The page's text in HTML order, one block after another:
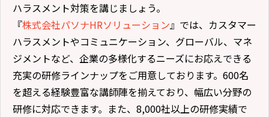
ハラスメント対策を講じましょう。
『株式会社パソナHRソリューション』では、カスタマー
ハラスメントやコミュニケーション、グローバル、マネ
ジメントなど、企業の多様化するニーズにお応えできる
充実の研修ラインナップをご用意しております。600名
を超える経験豊富な講師陣を揃えており、幅広い分野の
研修に対応できます。また、8,000社以上の研修実績で